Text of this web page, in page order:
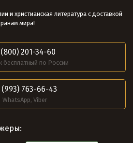
и христианская литература с доставкой
мира!
201-34-60
бесплатный по России
(993) 763-66-43
WhatsApp, Viber